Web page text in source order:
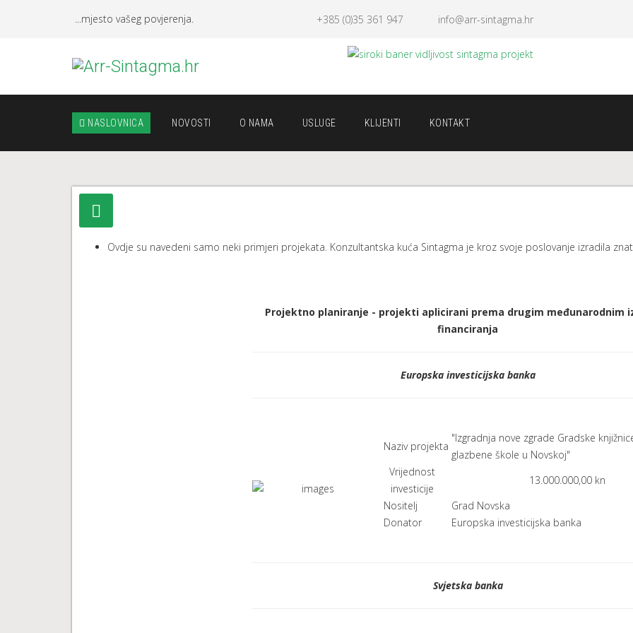
...mjesto vašeg povjerenja. +385 (0)35 361 947 info@arr-sintagma.hr
NASLOVNICA NOVOSTI O NAMA USLUGE KLIJENTI KONTAKT
Ovdje su navedeni samo neki primjeri projekata. Konzultantska kuća Sintagma je kroz svoje poslovanje izradila
Projektno planiranje - projekti aplicirani prema drugim međunarodnim
financiranja
Europska investicijska banka
Naziv projekta
"Izgradnja nove zgrade Gradske
glazbene škole u Novskoj"
Vrijednost
investicije
13.000.000,00 kn
Nositelj
Grad Novska
Donator
Europska investicijska banka
Svjetska banka